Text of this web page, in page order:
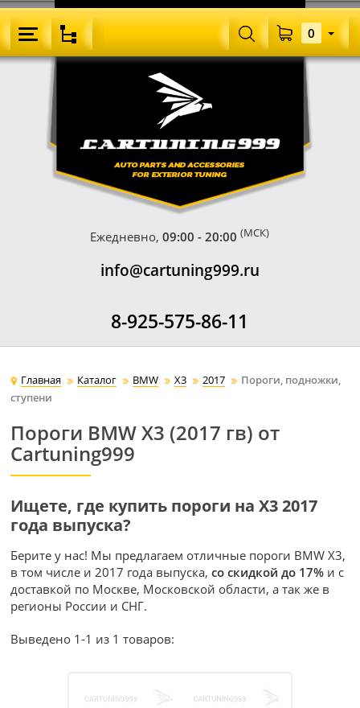
Ежедневно,09:00 - 20:00 (МСК)
info@cartuning999.ru
8-925-575-86-11
0
Главная Каталог BMW X3 2017
Пороги, подножки,
ступени
Пороги BMW X3 (2017 гв) от
Cartuning999
Ищете, где купить пороги на X3 2017
года выпуска?
Берите у нас! Мы предлагаем отличные пороги BMW X3,
в том числе и 2017 года выпуска,со скидкой до 17% и с
доставкой по Москве, Московской области, а так же в
регионы России и СНГ.
Выведено 1-1 из 1 товаров: